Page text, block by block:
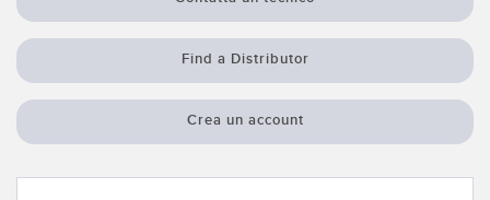
Sensori di monitoraggio delle condizioni wireless
LINK CORRELATI
Find a Distributor
Crea un account